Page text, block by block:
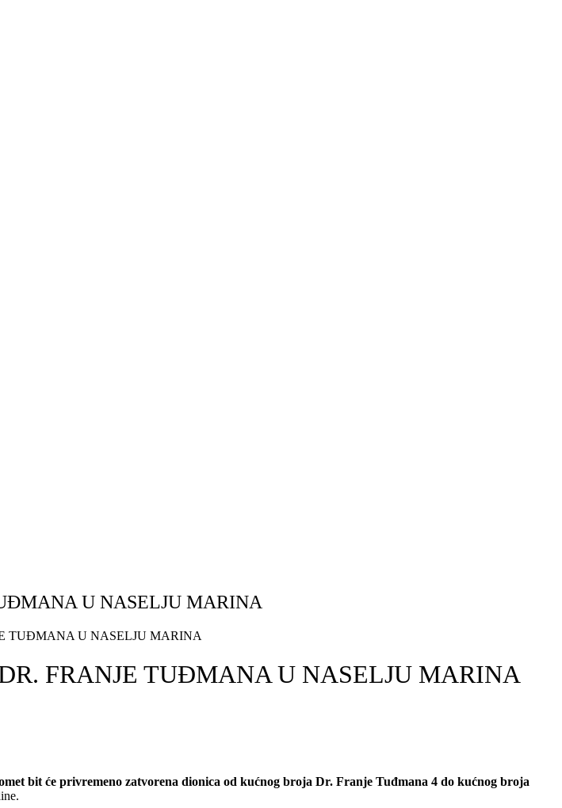
U NASELJU MARINA
TUĐMANA U NASELJU MARINA
FRANJE TUĐMANA U NASELJU MARINA
bit će privremeno zatvorena dionica od kućnog broja Dr. Franje Tuđmana 4 do kućnog broja